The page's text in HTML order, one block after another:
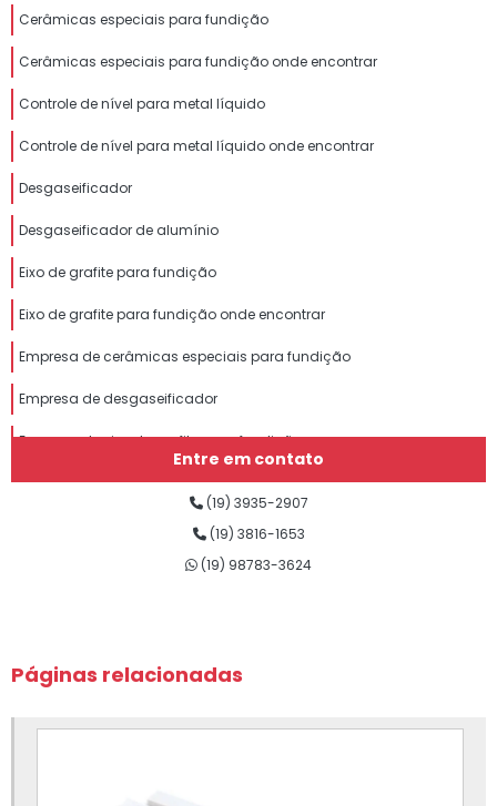
Cerâmicas especiais para fundição
Cerâmicas especiais para fundição onde encontrar
Controle de nível para metal líquido
Controle de nível para metal líquido onde encontrar
Desgaseificador
Desgaseificador de alumínio
Eixo de grafite para fundição
Eixo de grafite para fundição onde encontrar
Empresa de cerâmicas especiais para fundição
Empresa de desgaseificador
Empresa de eixo de grafite para fundição
Empresa de grafite para fundição
Empresa de insumos para fundição
Empresa de lubrificantes para fundição
Empresa de sílica fundida
Empresa de silicato de cálcio para fundição
Entre em contato
(19) 3935-2907
(19) 3816-1653
(19) 98783-3624
Páginas relacionadas